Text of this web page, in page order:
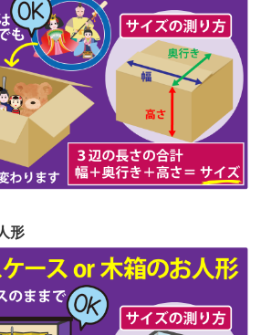
祭令和5年6月21日(水)
祭 令和5年5月19日(金)
祭令和5年3月28日(火)
祭 令和5年2月10日(金)
祭令和5年12月21日(水)
令和4年10月19日(水)
祭令和4年9月8日(木)
祭令和4年8月1日(月)
形